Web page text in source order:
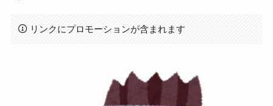
リンクにプロモーションが含まれます